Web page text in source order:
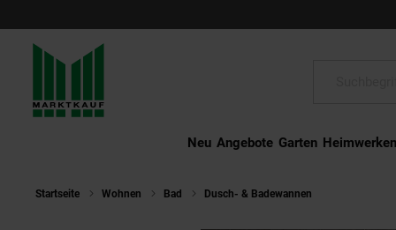
Neu Angebote Garten Heimwerken
Startseite Wohnen Bad Dusch- & Badewannen